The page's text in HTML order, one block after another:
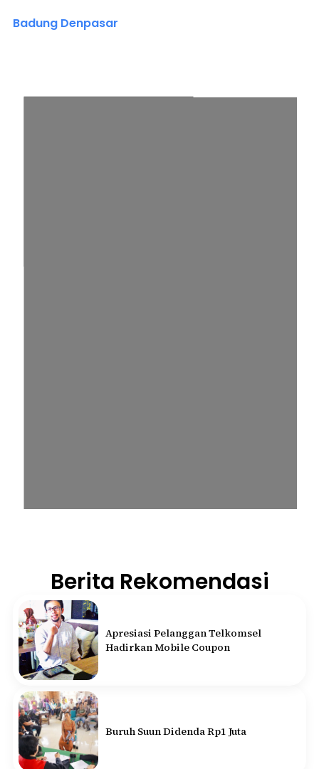
Badung Denpasar
Berita Rekomendasi
Apresiasi Pelanggan Telkomsel
Hadirkan Mobile Coupon
Buruh Suun Didenda Rp1 Juta